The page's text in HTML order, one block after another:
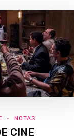
NOTAS
CINE